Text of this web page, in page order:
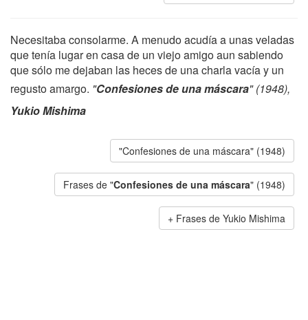
Necesitaba consolarme. A menudo acudía a unas veladas
que tenía lugar en casa de un viejo amigo aun sabiendo
que sólo me dejaban las heces de una charla vacía y un
regusto amargo. "Confesiones de una máscara" (1948),
Yukio Mishima
"Confesiones de una máscara" (1948)
Frases de "Confesiones de una máscara" (1948)
Frases de Yukio Mishima